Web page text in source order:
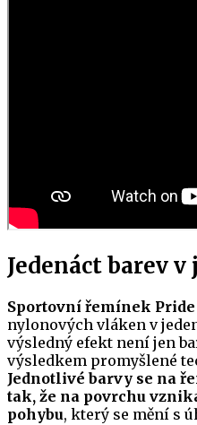
Jedenáct barev
Sportovní řemínek
nylonových vláken v
výsledný efekt není jen
výsledkem promyšlené
Jednotlivé barvy se na
tak, že na povrchu
pohybu, který se mění s